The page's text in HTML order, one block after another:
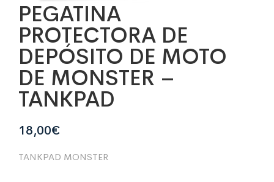
PEGATINA
PROTECTORA DE
DEPÓSITO DE MOTO
DE MONSTER –
TANKPAD
18,00€
TANKPAD MONSTER